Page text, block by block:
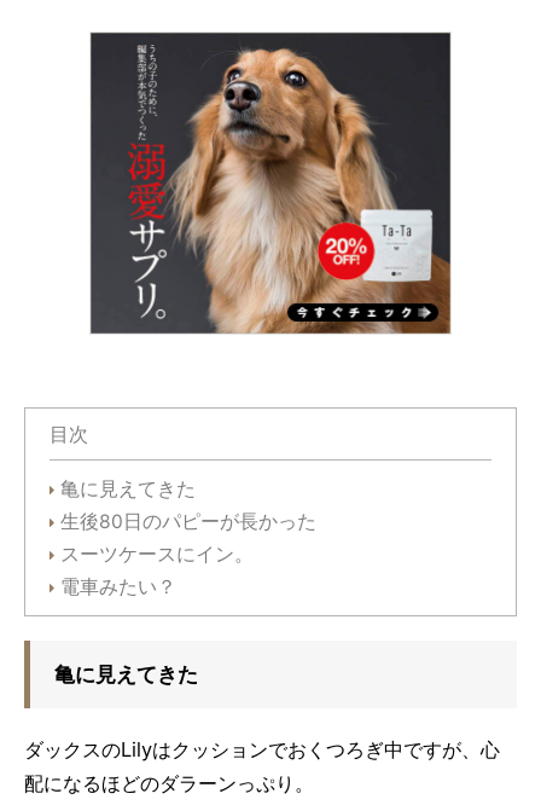
目次
亀に見えてきた
生後80日のパピーが長かった
スーツケースにイン。
電車みたい？
亀に見えてきた
ダックスのLilyはクッションでおくつろぎ中ですが、心
配になるほどのダラーンっぷり。